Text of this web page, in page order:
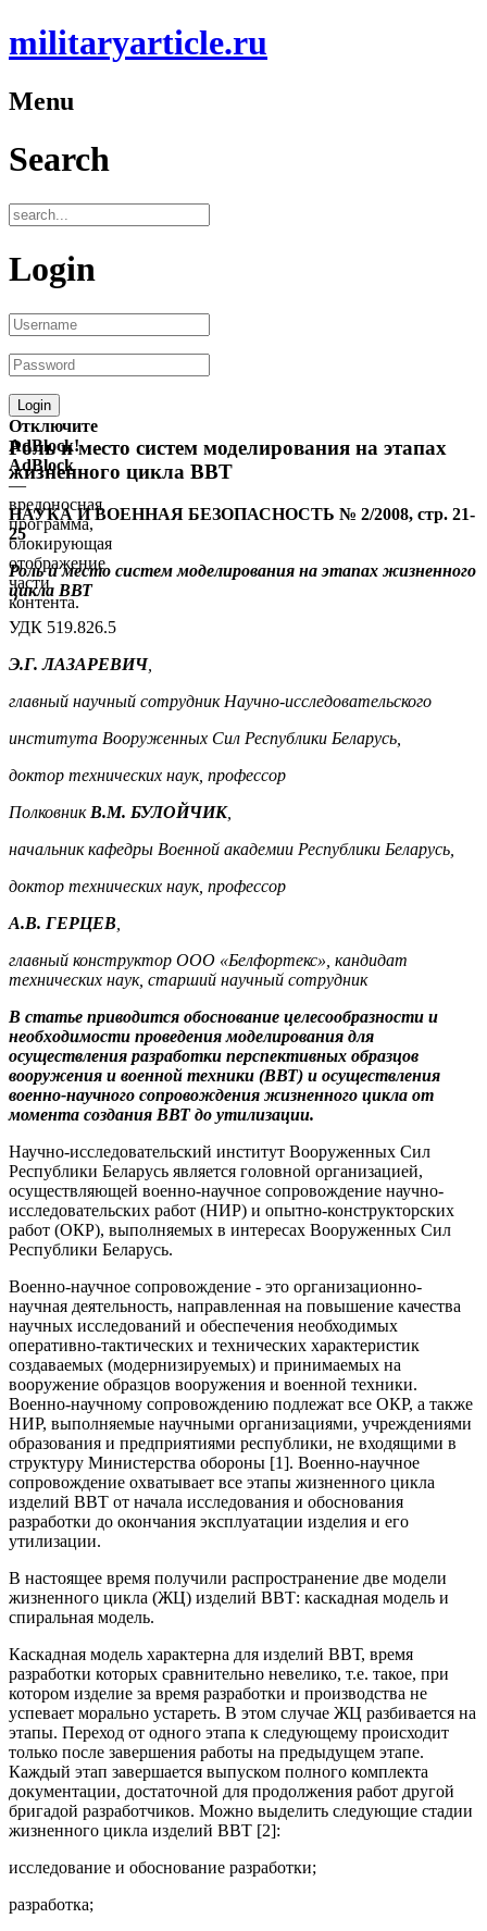
militaryarticle.ru
Menu
Search
Login
Отключите
AdBlock!
AdBlock
—
вредоносная
программа,
блокирующая
отображение
части
контента.
Роль и место систем моделирования на этапах
жизненного цикла ВВТ
НАУКА И ВОЕННАЯ БЕЗОПАСНОСТЬ № 2/2008, стр. 21-
25
Роль и место систем моделирования на этапах жизненного
цикла ВВТ
УДК 519.826.5
Э.Г. ЛАЗАРЕВИЧ,
главный научный сотрудник Научно-исследовательского
института Вооруженных Сил Республики Беларусь,
доктор технических наук, профессор
Полковник В.М. БУЛОЙЧИК,
начальник кафедры Военной академии Республики Беларусь,
доктор технических наук, профессор
А.В. ГЕРЦЕВ
главный конструктор ООО «Белфортекс», кандидат
технических наук, старший научный сотрудник
В статье приводится обоснование целесообразности и
необходимости проведения моделирования для
осуществления разработки перспективных образцов
вооружения и военной техники (ВВТ) и осуществления
военно-научного сопровождения жизненного цикла от
момента создания ВВТ до утилизации.
Научно-исследовательский институт Вооруженных Сил
Республики Беларусь является головной организацией,
осуществляющей военно-научное сопровождение научно-
исследовательских работ (НИР) и опытно-конструкторских
работ (ОКР), выполняемых в интересах Вооруженных Сил
Республики Беларусь.
Военно-научное сопровождение - это организационно-
научная деятельность, направленная на повышение качества
научных исследований и обеспечения необходимых
оперативно-тактических и технических характеристик
создаваемых (модернизируемых) и принимаемых на
вооружение образцов вооружения и военной техники.
Военно-научному сопровождению подлежат все ОКР, а также
НИР, выполняемые научными организациями, учреждениями
образования и предприятиями республики, не входящими в
структуру Министерства обороны [1]. Военно-научное
сопровождение охватывает все этапы жизненного цикла
изделий ВВТ от начала исследования и обоснования
разработки до окончания эксплуатации изделия и его
утилизации.
В настоящее время получили распространение две модели
жизненного цикла (ЖЦ) изделий ВВТ: каскадная модель и
спиральная модель.
Каскадная модель характерна для изделий ВВТ, время
разработки которых сравнительно невелико, т.е. такое, при
котором изделие за время разработки и производства не
успевает морально устареть. В этом случае ЖЦ разбивается на
этапы. Переход от одного этапа к следующему происходит
только после завершения работы на предыдущем этапе.
Каждый этап завершается выпуском полного комплекта
документации, достаточной для продолжения работ другой
бригадой разработчиков. Можно выделить следующие стадии
жизненного цикла изделий ВВТ [2]:
исследование и обоснование разработки;
разработка;